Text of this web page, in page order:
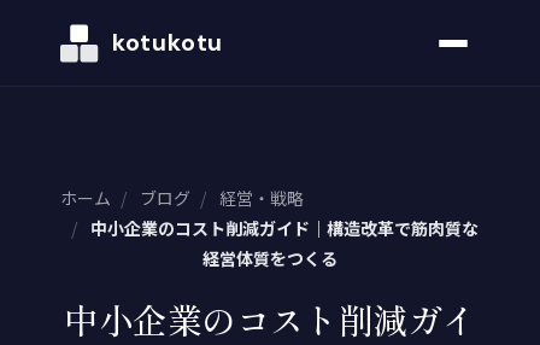
kotukotu
ホーム / ブログ / 経営・戦略
/ 中小企業のコスト削減ガイド｜構造改革で筋肉質な
経営体質をつくる
中小企業のコスト削減ガイ